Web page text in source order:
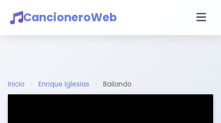
CancioneroWeb
Inicio › Enrique Iglesias › Bailando